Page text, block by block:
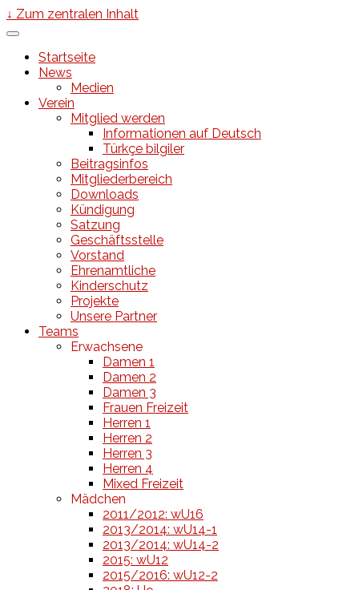
↓ Zum zentralen Inhalt
Startseite
News
Medien
Verein
Mitglied werden
Informationen auf Deutsch
Türkçe bilgiler
Beitragsinfos
Mitgliederbereich
Downloads
Kündigung
Satzung
Geschäftsstelle
Vorstand
Ehrenamtliche
Kinderschutz
Projekte
Unsere Partner
Teams
Erwachsene
Damen 1
Damen 2
Damen 3
Frauen Freizeit
Herren 1
Herren 2
Herren 3
Herren 4
Mixed Freizeit
Mädchen
2011/2012: wU16
2013/2014: wU14-1
2013/2014: wU14-2
2015: wU12
2015/2016: wU12-2